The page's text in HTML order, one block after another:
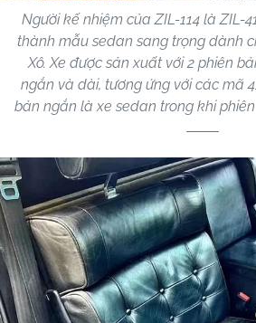
Người kế nhiệm của ZIL-114 là ZIL-
thành mẫu sedan sang trọng dành
Xô. Xe được sản xuất với 2 phiên
ngắn và dài, tương ứng với các mã
bản ngắn là xe sedan trong khi